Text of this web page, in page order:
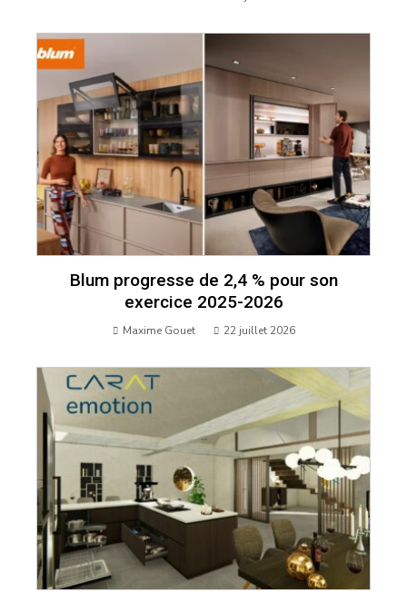
Blum progresse de 2,4 % pour son
exercice 2025-2026
Maxime Gouet 22 juillet 2026